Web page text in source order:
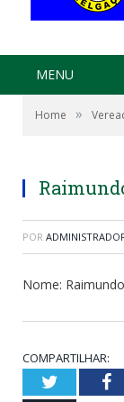
MENU
Home »
POR
Nome:
COMPARTILHAR:
Twitter